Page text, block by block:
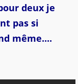
deux je
pas si
même....